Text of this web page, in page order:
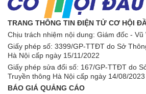
TRANG THÔNG TIN ĐIỆN TỬ CƠ HỘI
Chịu trách nhiệm nội dung: Giám đốc - Vũ
Giấy phép số: 3399/GP-TTĐT do Sở
Hà Nội cấp ngày 15/11/2022
Giấy phép sửa đổi số: 167/GP-TTĐT do
Truyền thông Hà Nội cấp ngày 14/08/2023
BÁO GIÁ QUẢNG CÁO